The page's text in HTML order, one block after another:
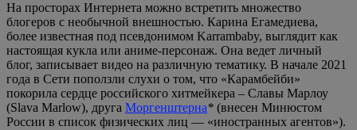
На просторах Интернета можно встретить множество
блогеров с необычной внешностью. Карина Егамедиева,
более известная под псевдонимом Karrambaby, выглядит как
настоящая кукла или аниме-персонаж. Она ведет личный
блог, записывает видео на различную тематику. В начале 2021
года в Сети поползли слухи о том, что «Карамбейби»
покорила сердце российского хитмейкера – Славы Марлоу
(Slava Marlow), друга Моргенштерна* (внесен Минюстом
России в список физических лиц — «иностранных агентов»).